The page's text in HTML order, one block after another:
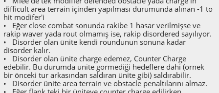
difficult area terrain içinden yapılması durumunda alınan -1 to
hit modifer'i
• Eğer close combat sonunda rakibe 1 hasar verilmişse ve
rakip waver yada rout olmamış ise, rakip disordered sayılıyor.
• Disorder olan ünite kendi roundunun sonuna kadar
disorder kalır.
• Disorder olan ünite charge edemez, Counter Charge
edebilir. Bu durumda ünite görmediği hedeflere dahi (örnek
bir önceki tur arkasından saldıran ünite gibi) saldırabilir.
• Disorder ünite area terrain ve obstacle penaltılarını almaz.